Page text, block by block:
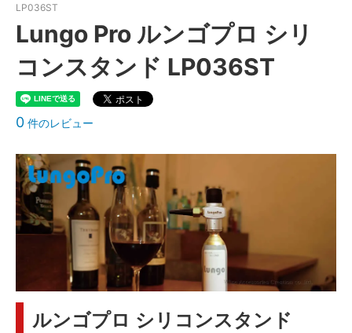
LP036ST
Lungo Pro ルンゴプロ シリ
コンスタンド LP036ST
0 件のレビュー
ルンゴプロ シリコンスタンド